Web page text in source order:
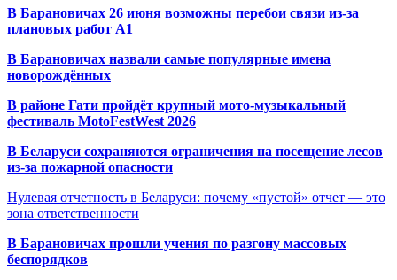
В Барановичах 26 июня возможны перебои связи из-за
плановых работ A1
В Барановичах назвали самые популярные имена
новорождённых
В районе Гати пройдёт крупный мото-музыкальный
фестиваль MotoFestWest 2026
В Беларуси сохраняются ограничения на посещение лесов
из-за пожарной опасности
Нулевая отчетность в Беларуси: почему «пустой» отчет — это
зона ответственности
В Барановичах прошли учения по разгону массовых
беспорядков